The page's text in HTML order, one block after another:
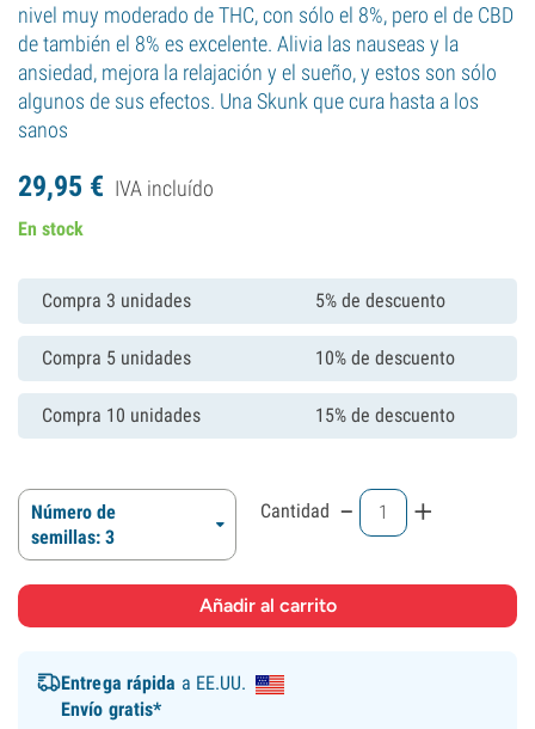
nivel muy moderado de THC, con sólo el 8%, pero el de CBD
de también el 8% es excelente. Alivia las nauseas y la
ansiedad, mejora la relajación y el sueño, y estos son sólo
algunos de sus efectos. Una Skunk que cura hasta a los
sanos
29,95 € IVA incluído
En stock
Compra 3 unidades 5% de descuento
Compra 5 unidades 10% de descuento
Compra 10 unidades 15% de descuento
Número de
semillas: 3
Cantidad - +
Entrega rápida a EE.UU.
Envío gratis*